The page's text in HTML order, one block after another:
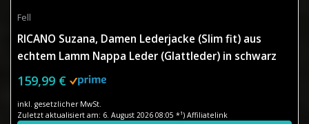
Fell
RICANO Suzana, Damen Lederjacke (Slim fit) aus
echtem Lamm Nappa Leder (Glattleder) in schwarz
mit Fellkragen (Teddyfell oder schwarzes Fell)
159,99 €
inkl. gesetzlicher MwSt.
Zuletzt aktualisiert am: 6. August 2026 08:05 *¹) Affiliatelink